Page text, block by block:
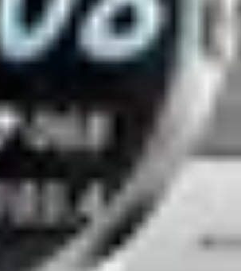
Productivité